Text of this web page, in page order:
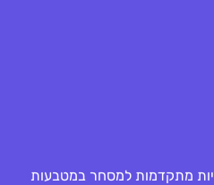
מתקדמות למסחר במטבעות